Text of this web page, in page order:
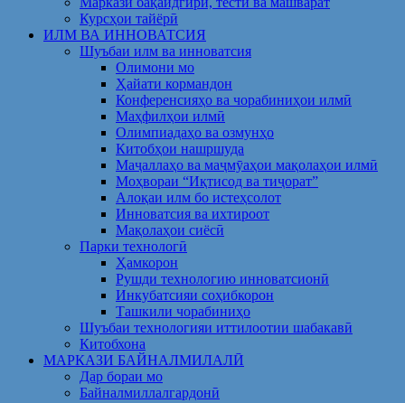
Курсҳои тайёрӣ
ИЛМ ВА ИННОВАТСИЯ
Шуъбаи илм ва инноватсия
Олимони мо
Ҳайати кормандон
Конференсияҳо ва чорабиниҳои илмӣ
Маҳфилҳои илмӣ
Олимпиадаҳо ва озмунҳо
Китобҳои нашршуда
Маҷаллаҳо ва маҷмӯаҳои мақолаҳои илмӣ
Моҳвораи “Иқтисод ва тиҷорат”
Алоқаи илм бо истеҳсолот
Инноватсия ва ихтироот
Мақолаҳои сиёсӣ
Парки технологӣ
Ҳамкорон
Рушди технологию инноватсионӣ
Инкубатсияи соҳибкорон
Ташкили чорабиниҳо
Шуъбаи технологияи иттилоотии шабакавӣ
Китобхона
МАРКАЗИ БАЙНАЛМИЛАЛӢ
Дар бораи мо
Байналмиллалгардонӣ